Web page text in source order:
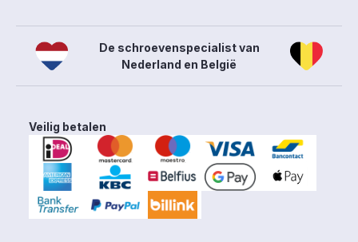
De schroevenspecialist van
Nederland en België
Veilig betalen